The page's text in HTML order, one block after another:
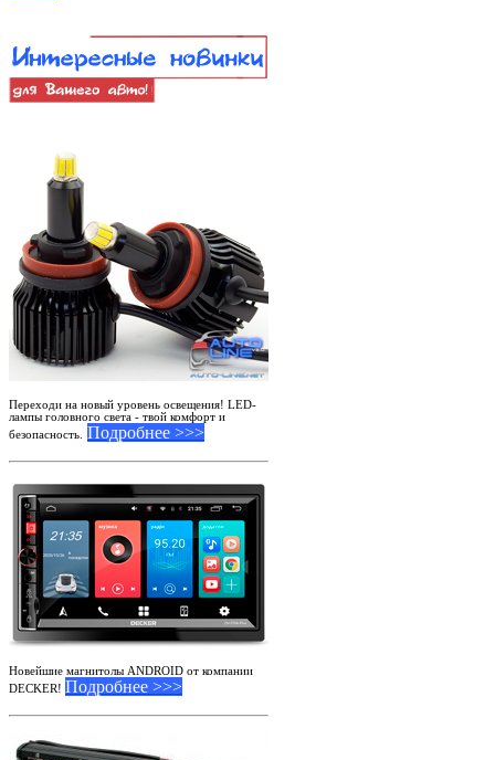
Переходи на новый уровень освещения! LED-
лампы головного света - твой комфорт и
безопасность.
Подробнее >>>
Новейшие магнитолы ANDROID от компании
DECKER! Подробнее >>>